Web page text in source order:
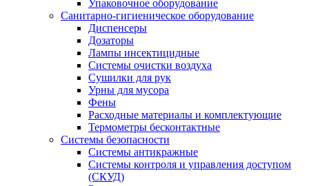
Упаковочное оборудование
Санитарно-гигиеническое оборудование
Диспенсеры
Дозаторы
Лампы инсектицидные
Системы очистки воздуха
Сушилки для рук
Урны для мусора
Фены
Расходные материалы и комплектующие
Термометры бесконтактные
Системы безопасности
Системы антикражные
Системы контроля и управления доступом
(СКУД)